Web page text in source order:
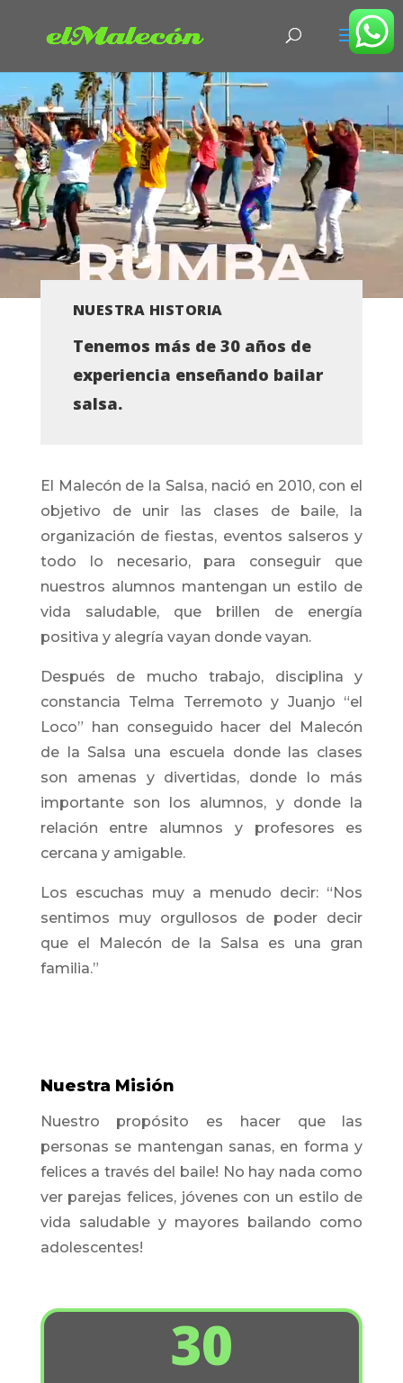
Reproductor
de
vídeo
NUESTRA HISTORIA
Tenemos más de 30 años de
experiencia enseñando bailar
salsa.
El Malecón de la Salsa, nació en 2010, con el
objetivo de unir las clases de baile, la
organización de fiestas, eventos salseros y
todo lo necesario, para conseguir que
nuestros alumnos mantengan un estilo de
vida saludable, que brillen de energía
positiva y alegría vayan donde vayan.
Después de mucho trabajo, disciplina y
constancia Telma Terremoto y Juanjo “el
Loco” han conseguido hacer del Malecón
de la Salsa una escuela donde las clases
son amenas y divertidas, donde lo más
importante son los alumnos, y donde la
relación entre alumnos y profesores es
cercana y amigable.
Los escuchas muy a menudo decir: “Nos
sentimos muy orgullosos de poder decir
que el Malecón de la Salsa es una gran
familia.”
Nuestra Misión
Nuestro propósito es hacer que las
personas se mantengan sanas, en forma y
felices a través del baile! No hay nada como
ver parejas felices, jóvenes con un estilo de
vida saludable y mayores bailando como
adolescentes!
30